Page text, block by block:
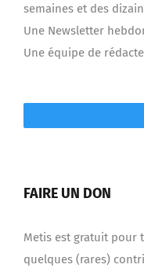
semaines et des
Une Newsletter
Une équipe de
FAIRE UN DON
Metis est gratuit pour
quelques (rares)